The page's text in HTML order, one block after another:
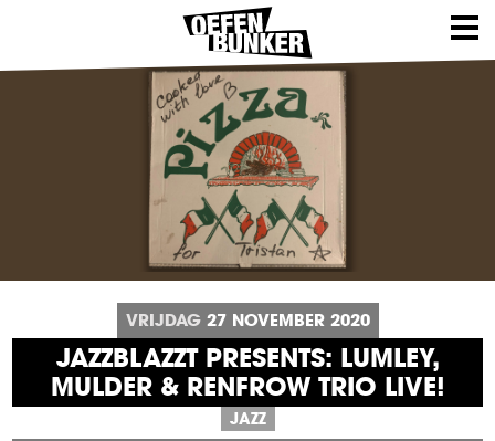
VRIJDAG 27 NOVEMBER 2020
JAZZBLAZZT PRESENTS: LUMLEY,
MULDER & RENFROW TRIO LIVE!
JAZZ